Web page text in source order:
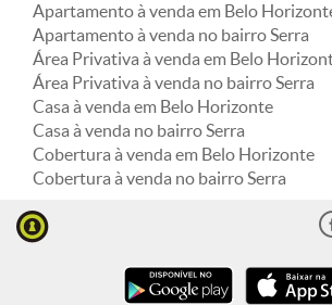
Apartamento à venda em Belo
Apartamento à venda no bairro Serra
Área Privativa à venda em Belo
Área Privativa à venda no bairro Serra
Casa à venda em Belo Horizonte
Casa à venda no bairro Serra
Cobertura à venda em Belo Horizonte
Cobertura à venda no bairro Serra